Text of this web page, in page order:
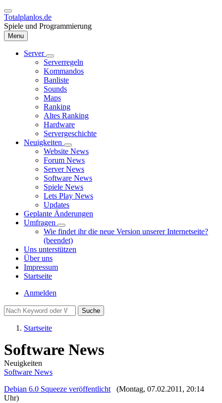
Direkt
zum
Inhalt
Totalplanlos.de
Spiele und Programmierung
Menu
Hauptnavigation
Server
Unternavigation
von
Server
Serverregeln
Kommandos
Banliste
Sounds
Maps
Ranking
Altes Ranking
Hardware
Servergeschichte
Neuigkeiten
Unternavigation
von
Neuigkeiten
Website News
Forum News
Server News
Software News
Spiele News
Lets Play News
Updates
Geplante Änderungen
Umfragen
Unternavigation
von
Umfragen
Wie findet ihr die neue Version unserer Internetseite?
(beendet)
Uns unterstützen
Über uns
Impressum
Startseite
Benutzermenü
Anmelden
Suche
Startseite
Software News
Neuigkeiten
Software News
Debian 6.0 Squeeze veröffentlicht (Montag, 07.02.2011, 20:14
Uhr)